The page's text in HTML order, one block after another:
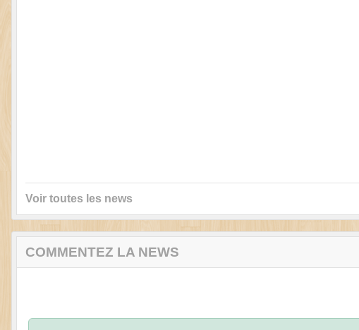
Voir toutes les news
COMMENTEZ LA NEWS